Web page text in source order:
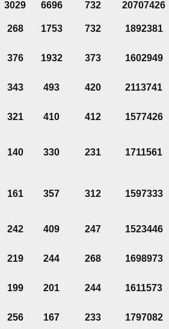
3029 6696 732
20707426
268 1753 732 1892381
376 1932 373 1602949
343 493 420 2113741
321 410 412 1577426
140 330 231 1711561
161 357 312 1597333
242 409 247 1523446
219 244 268 1698973
199 201 244 1611573
256 167 233 1797082